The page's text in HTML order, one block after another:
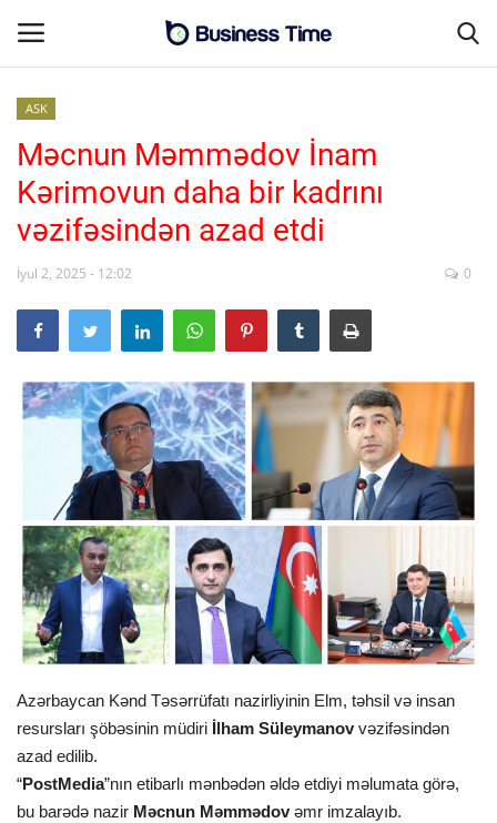
Əsas səhifə
MALİYYƏ-BİZNES
Əlaqə
SƏNAYE-İNFRASTRUKTUR
CƏMİYYƏT
ENERGETİKA
SİYASƏT
İDMAN
FORMULA 1
DÜNYA
ANALİTİKA
Multimedia
ASK
Məcnun Məmmədov İnam
Kərimovun daha bir kadrını
vəzifəsindən azad etdi
İyul 2, 2025 - 12:02 0
Azərbaycan Kənd Təsərrüfatı nazirliyinin Elm, təhsil və insan
resursları şöbəsinin müdiri İlham Süleymanovvəzifəsindən
azad edilib.
“PostMedia”nın etibarlı mənbədən əldə etdiyi məlumata görə,
bu barədə nazir Məcnun Məmmədovəmr imzalayıb.